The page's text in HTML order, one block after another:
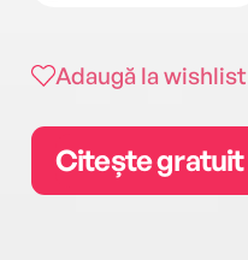
Adaugă la wishlist
Citește gratuit